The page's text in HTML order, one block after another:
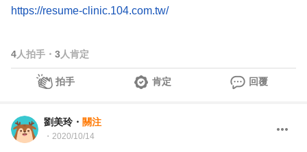
https://resume-clinic.104.com.tw/
4人拍手 ・ 3人肯定
拍手 肯定 回覆
劉美玲 ・ 關注
・ 2020/10/14